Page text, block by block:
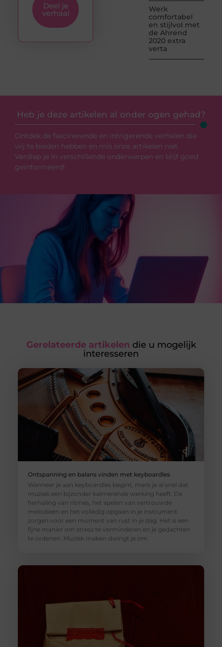
Werk
comfortabel
en stijlvol met
de Ahrend
2020 extra
verta
Deel je
verhaal
Heb je deze artikelen al onder ogen gehad?
Ontdek de fascinerende en intrigerende verhalen die
wij te bieden hebben en mis onze artikelen niet.
Verdiep je in verschillende onderwerpen en blijf goed
geïnformeerd!
Gerelateerde artikelen die u mogelijk
interesseren
Ontspanning en balans vinden met keyboardles
Wanneer je aan keyboardles begint, merk je al snel dat
muziek een bijzonder kalmerende werking heeft. De
herhaling van ritmes, het spelen van vertrouwde
melodieën en het volledig opgaan in je instrument
zorgen voor een moment van rust in je dag. Het is een
fijne manier om stress te verminderen en je gedachten
te ordenen. Muziek maken dwingt je om